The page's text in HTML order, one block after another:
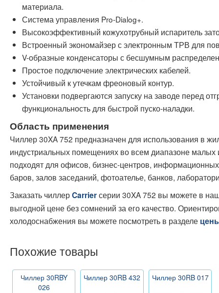
материала.
Система управления Pro-Dialog+.
Высокоэффективный кожухотрубный испаритель
Встроенный экономайзер с электронным ТРВ для
V-образные конденсаторы с бесшумным
Простое подключение электрических кабелей.
Устойчивый к утечкам фреоновый контур.
Установки подвергаются запуску на заводе перед
функциональность для быстрой пуско-наладки.
Область применения
Чиллер 30XA 752 предназначен для использования в
индустриальных помещениях во всем диапазоне
подходят для офисов, бизнес-центров,
баров, залов заседаний, фотоателье, банков,
Заказать чиллерCarrierсерии 30XA 752 вы можете в
выгодной цене без сомнений за его качество.
холодоснабжения вы можете посмотреть в разделе
Похожие товары
Чиллер 30RBY
026
Чиллер 30RB 432 Чиллер 30RB 017